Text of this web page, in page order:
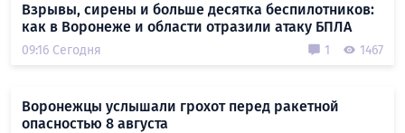
Взрывы, сирены и больше десятка беспилотников:
как в Воронеже и области отразили атаку БПЛА
09:16 Сегодня 1 1467
Воронежцы услышали грохот перед ракетной
опасностью 8 августа